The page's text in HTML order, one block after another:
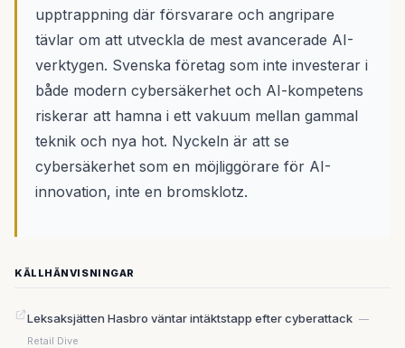
upptrappning där försvarare och angripare
tävlar om att utveckla de mest avancerade AI-
verktygen. Svenska företag som inte investerar i
både modern cybersäkerhet och AI-kompetens
riskerar att hamna i ett vakuum mellan gammal
teknik och nya hot. Nyckeln är att se
cybersäkerhet som en möjliggörare för AI-
innovation, inte en bromsklotz.
KÄLLHÄNVISNINGAR
Leksaksjätten Hasbro väntar intäktstapp efter cyberattack —
Retail Dive